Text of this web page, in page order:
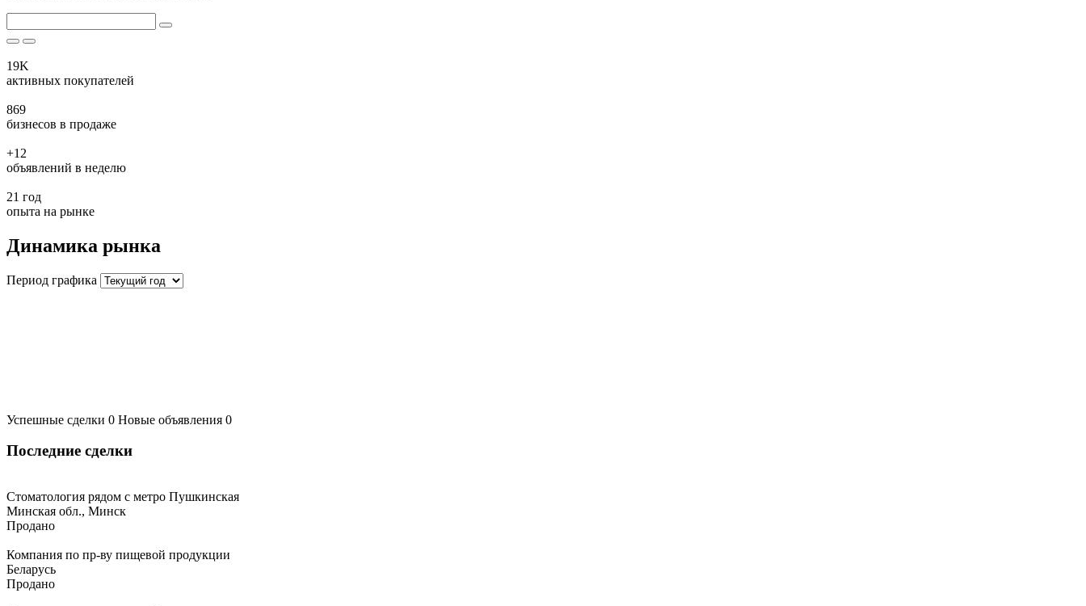
19K
активных покупателей
869
бизнесов в продаже
+12
объявлений в неделю
21 год
опыта на рынке
Динамика рынка
Период графика
Успешные сделки 0 Новые объявления 0
Последние сделки
Стоматология рядом с метро Пушкинская
Минская обл., Минск
Продано
Компания по пр-ву пищевой продукции
Беларусь
Продано